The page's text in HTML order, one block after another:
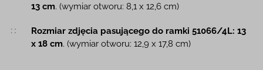
13 cm. (wymiar otworu: 8,1 x 12,6 cm)
Rozmiar zdjęcia pasującego do ramki 51066/4L: 13
x 18 cm. (wymiar otworu: 12,9 x 17,8 cm)